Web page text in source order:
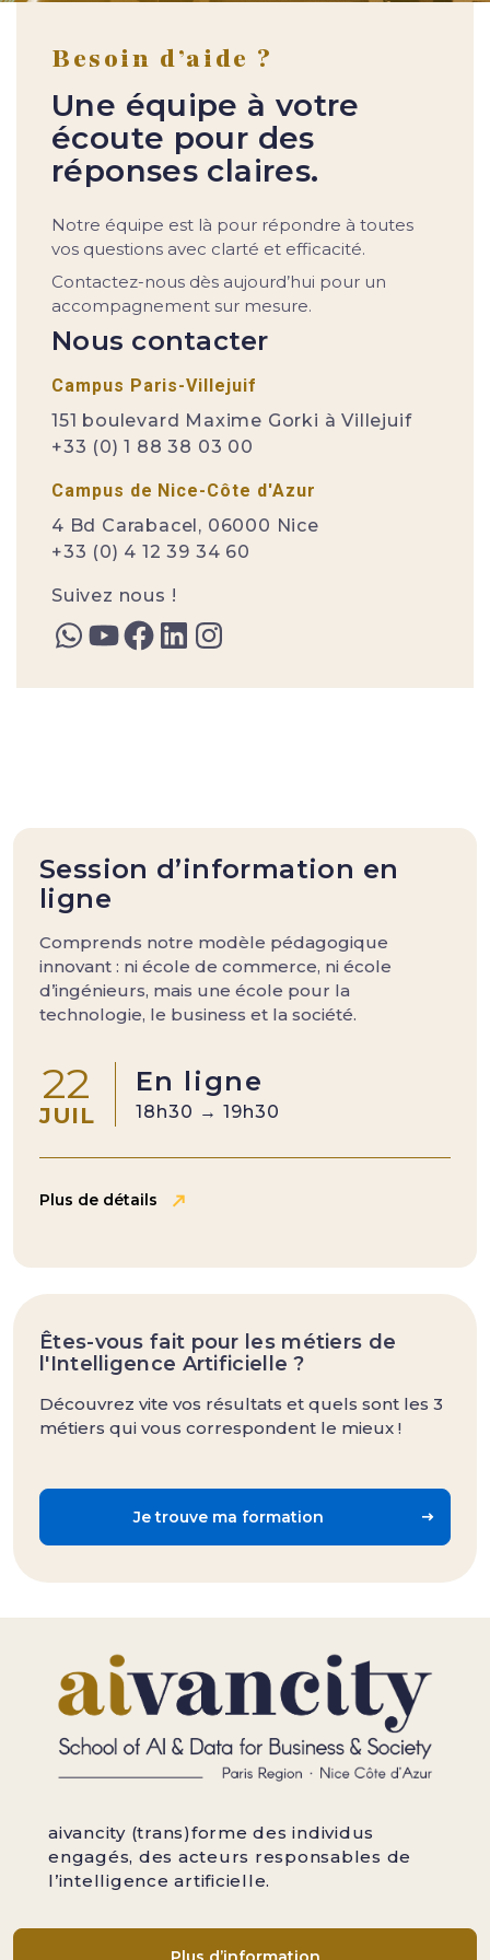
Besoin d’aide ?
Une équipe à votre
écoute pour des
réponses claires.
Notre équipe est là pour répondre à toutes
vos questions avec clarté et efficacité.
Contactez-nous dès aujourd’hui pour un
accompagnement sur mesure.
Nous contacter
Campus Paris-Villejuif
151 boulevard Maxime Gorki à Villejuif
+33 (0) 1 88 38 03 00
Campus de Nice-Côte d'Azur
4 Bd Carabacel, 06000 Nice
+33 (0) 4 12 39 34 60
Suivez nous !
Session d’information en
ligne
Comprends notre modèle pédagogique
innovant : ni école de commerce, ni école
d’ingénieurs, mais une école pour la
technologie, le business et la société.
22
JUIL
En ligne
18h30 → 19h30
Plus de détails
Êtes-vous fait pour les métiers de
l'Intelligence Artificielle ?
Découvrez vite vos résultats et quels sont les 3
métiers qui vous correspondent le mieux !
Je trouve ma formation
aivancity (trans)forme des individus
engagés, des acteurs responsables de
l’intelligence artificielle.